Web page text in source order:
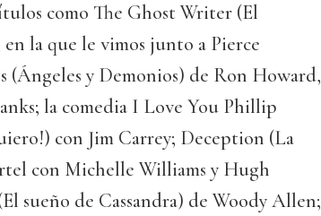
como The Ghost Writer (El
la que le vimos junto a Pierce
(Ángeles y Demonios) de Ron Howard,
la comedia I Love You Phillip
con Jim Carrey; Deception (La
con Michelle Williams y Hugh
sueño de Cassandra) de Woody Allen;